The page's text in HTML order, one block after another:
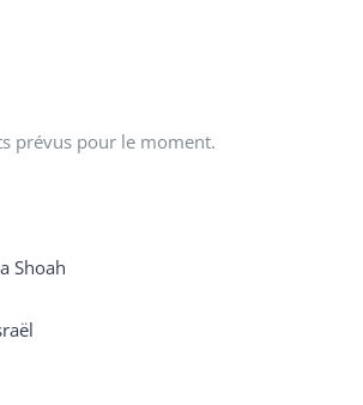
prévus pour le moment.
Shoah